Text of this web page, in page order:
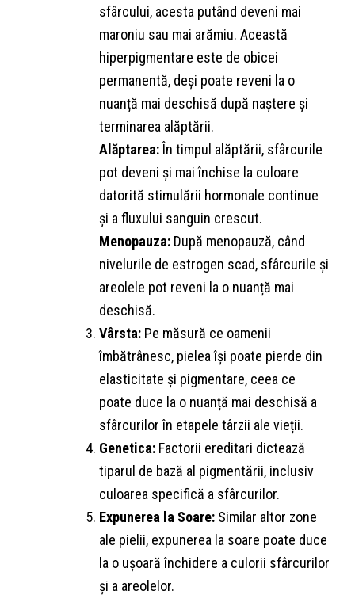
sfârcului, acesta putând deveni mai
maroniu sau mai arămiu. Această
hiperpigmentare este de obicei
permanentă, deși poate reveni la o
nuanță mai deschisă după naștere și
terminarea alăptării.
Alăptarea: În timpul alăptării, sfârcurile
pot deveni și mai închise la culoare
datorită stimulării hormonale continue
și a fluxului sanguin crescut.
Menopauza: După menopauză, când
nivelurile de estrogen scad, sfârcurile și
areolele pot reveni la o nuanță mai
deschisă.
Vârsta: Pe măsură ce oamenii
îmbătrânesc, pielea își poate pierde din
elasticitate și pigmentare, ceea ce
poate duce la o nuanță mai deschisă a
sfârcurilor în etapele târzii ale vieții.
Genetica: Factorii ereditari dictează
tiparul de bază al pigmentării, inclusiv
culoarea specifică a sfârcurilor.
Expunerea la Soare: Similar altor zone
ale pielii, expunerea la soare poate duce
la o ușoară închidere a culorii sfârcurilor
și a areolelor.